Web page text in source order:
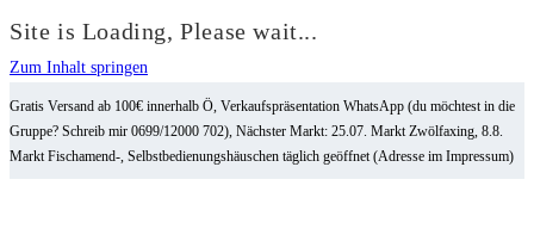
Site is Loading, Please wait...
Zum Inhalt springen
Gratis Versand ab 100€ innerhalb Ö, Verkaufspräsentation WhatsApp (du möchtest in die
Gruppe? Schreib mir 0699/12000 702), Nächster Markt: 25.07. Markt Zwölfaxing, 8.8.
Markt Fischamend-, Selbstbedienungshäuschen täglich geöffnet (Adresse im Impressum)